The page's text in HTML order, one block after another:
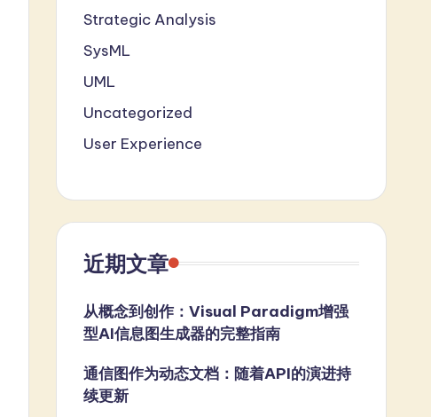
Strategic Analysis
SysML
UML
Uncategorized
User Experience
近期文章
从概念到创作：Visual Paradigm增强
型AI信息图生成器的完整指南
通信图作为动态文档：随着API的演进持
续更新